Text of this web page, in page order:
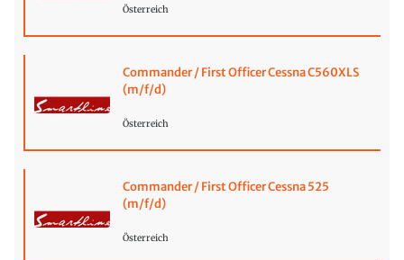
Österreich
Commander / First Officer Cessna C560XLS
(m/f/d)
Österreich
Commander / First Officer Cessna 525
(m/f/d)
Österreich